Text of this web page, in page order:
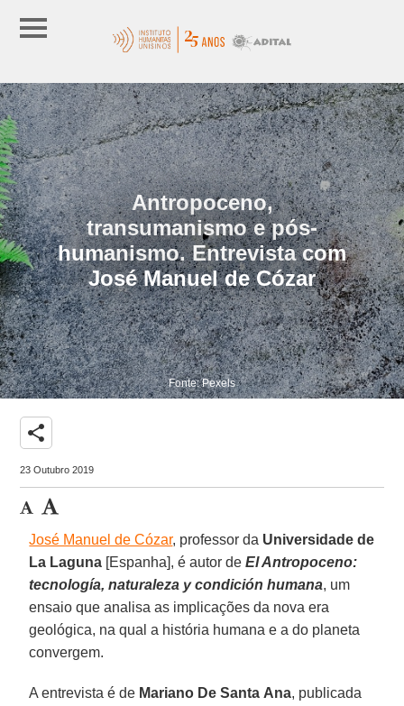
Antropoceno,
transumanismo e pós-
humanismo. Entrevista com
José Manuel de Cózar
Fonte: Pexels
share
23 Outubro 2019
José Manuel de Cózar, professor da Universidade de
La Laguna [Espanha], é autor deEl Antropoceno:
tecnología, naturaleza y condición humana, um
ensaio que analisa as implicações da nova era
geológica, na qual a história humana e a do planeta
convergem.
A entrevista é de Mariano De Santa Ana, publicada